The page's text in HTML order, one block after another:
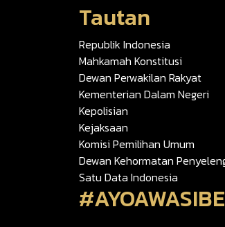
Tautan
Republik Indonesia
Mahkamah Konstitusi
Dewan Perwakilan Rakyat
Kementerian Dalam Negeri
Kepolisian
Kejaksaan
Komisi Pemilihan Umum
Dewan Kehormatan
Satu Data Indonesia